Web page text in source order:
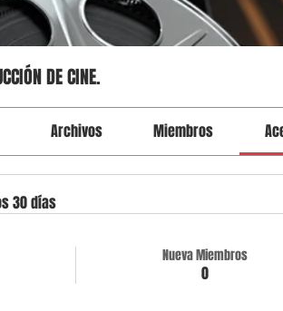
DE CINE.
Archivos Miembros
30 días
Nueva Miembros
0